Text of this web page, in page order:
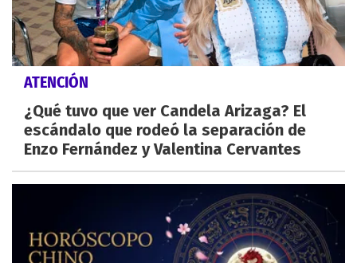
ATENCIÓN
¿Qué tuvo que ver Candela Arizaga? El
escándalo que rodeó la separación de
Enzo Fernández y Valentina Cervantes